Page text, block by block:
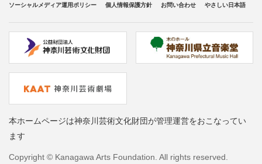
ソーシャルメディア運用ポリシー
個人情報保護方針 お問い合わせ やさしい日本語
本ホームページは神奈川芸術文化財団が管理運営をおこなってい
ます
Copyright © Kanagawa Arts Foundation. All rights reserved.